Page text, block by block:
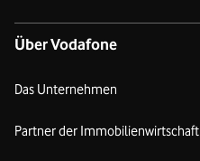
Über Vodafone
Das Unternehmen
Partner der Immobilienwirtschaft